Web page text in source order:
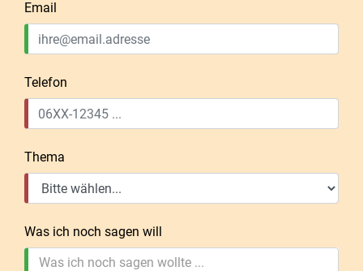
Email
Telefon
Thema
Was ich noch sagen will
Was ich noch sagen wollte ...